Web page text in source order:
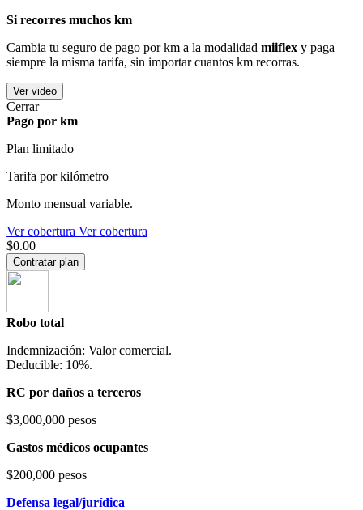
Si recorres muchos km
Cambia tu seguro de pago por km a la modalidad miiflex y paga
siempre la misma tarifa, sin importar cuantos km recorras.
Ver video
Cerrar
Pago por km
Plan limitado
Tarifa por kilómetro
Monto mensual variable.
Ver cobertura Ver cobertura
$0.00
Contratar plan
Robo total
Indemnización: Valor comercial.
Deducible: 10%.
RC por daños a terceros
$3,000,000 pesos
Gastos médicos ocupantes
$200,000 pesos
Defensa legal/jurídica